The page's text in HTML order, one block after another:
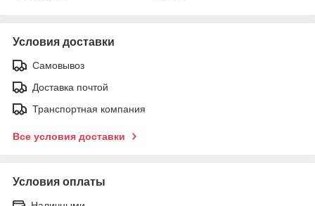
Условия доставки
Самовывоз
Доставка почтой
Транспортная компания
Все условия доставки
Условия оплаты